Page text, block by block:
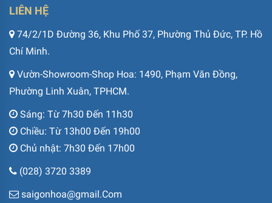
LIÊN HỆ
74/2/1D Đường 36, Khu Phố 37, Phường Thủ Đức, TP. Hồ
Chí Minh.
Vườn-Showroom-Shop Hoa: 1490, Phạm Văn Đồng,
Phường Linh Xuân, TPHCM.
Sáng: Từ 7h30 Đến 11h30
Chiều: Từ 13h00 Đến 19h00
Chủ nhật: 7h30 Đến 17h00
(028) 3720 3389
saigonhoa@gmail.Com